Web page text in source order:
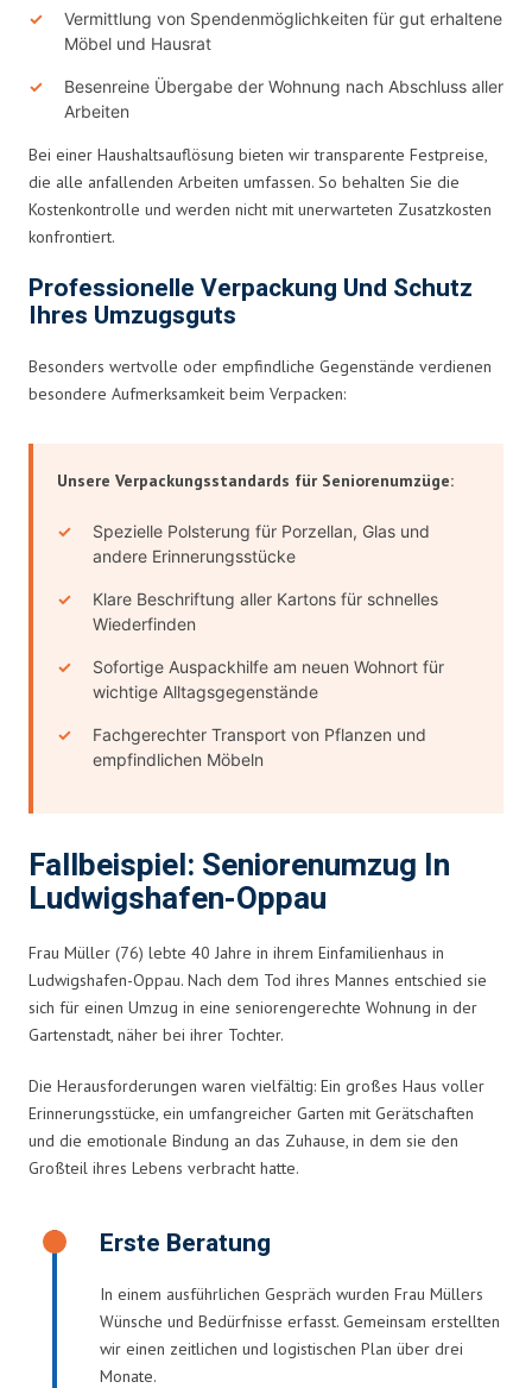
Vermittlung von Spendenmöglichkeiten für gut erhaltene
Möbel und Hausrat
Besenreine Übergabe der Wohnung nach Abschluss aller
Arbeiten
Bei einer Haushaltsauflösung bieten wir transparente Festpreise,
die alle anfallenden Arbeiten umfassen. So behalten Sie die
Kostenkontrolle und werden nicht mit unerwarteten Zusatzkosten
konfrontiert.
Professionelle Verpackung Und Schutz
Ihres Umzugsguts
Besonders wertvolle oder empfindliche Gegenstände verdienen
besondere Aufmerksamkeit beim Verpacken:
Unsere Verpackungsstandards für Seniorenumzüge:
Spezielle Polsterung für Porzellan, Glas und
andere Erinnerungsstücke
Klare Beschriftung aller Kartons für schnelles
Wiederfinden
Sofortige Auspackhilfe am neuen Wohnort für
wichtige Alltagsgegenstände
Fachgerechter Transport von Pflanzen und
empfindlichen Möbeln
Fallbeispiel: Seniorenumzug In
Ludwigshafen-Oppau
Frau Müller (76) lebte 40 Jahre in ihrem Einfamilienhaus in
Ludwigshafen-Oppau. Nach dem Tod ihres Mannes entschied sie
sich für einen Umzug in eine seniorengerechte Wohnung in der
Gartenstadt, näher bei ihrer Tochter.
Die Herausforderungen waren vielfältig: Ein großes Haus voller
Erinnerungsstücke, ein umfangreicher Garten mit Gerätschaften
und die emotionale Bindung an das Zuhause, in dem sie den
Großteil ihres Lebens verbracht hatte.
Erste Beratung
In einem ausführlichen Gespräch wurden Frau Müllers
Wünsche und Bedürfnisse erfasst. Gemeinsam erstellten
wir einen zeitlichen und logistischen Plan über drei
Monate.